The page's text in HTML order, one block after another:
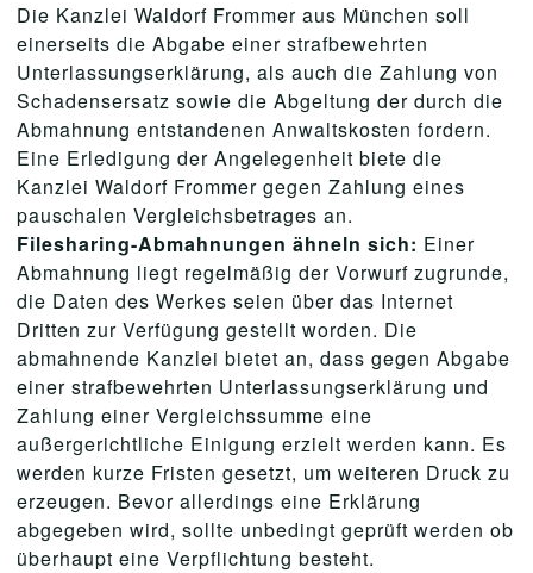
Die Kanzlei Waldorf Frommer aus München soll
einerseits die Abgabe einer strafbewehrten
Unterlassungserklärung, als auch die Zahlung von
Schadensersatz sowie die Abgeltung der durch die
Abmahnung entstandenen Anwaltskosten fordern.
Eine Erledigung der Angelegenheit biete die
Kanzlei Waldorf Frommer gegen Zahlung eines
pauschalen Vergleichsbetrages an.
Filesharing-Abmahnungen ähneln sich: Einer
Abmahnung liegt regelmäßig der Vorwurf zugrunde,
die Daten des Werkes seien über das Internet
Dritten zur Verfügung gestellt worden. Die
abmahnende Kanzlei bietet an, dass gegen Abgabe
einer strafbewehrten Unterlassungserklärung und
Zahlung einer Vergleichssumme eine
außergerichtliche Einigung erzielt werden kann. Es
werden kurze Fristen gesetzt, um weiteren Druck zu
erzeugen. Bevor allerdings eine Erklärung
abgegeben wird, sollte unbedingt geprüft werden ob
überhaupt eine Verpflichtung besteht.